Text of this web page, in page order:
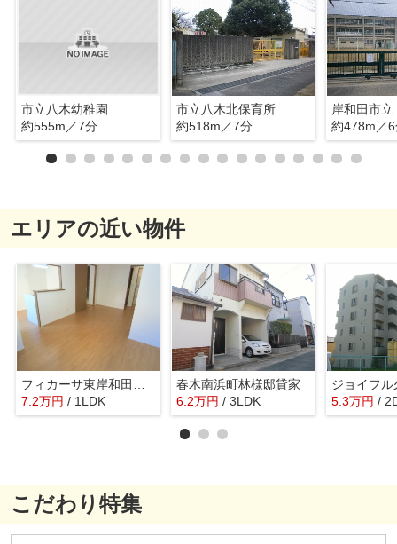
市立八木幼稚園
約555m／7分
市立八木北保育所
約518m／7分
岸和田市
約478m／
エリアの近い物件
7.2万円 / 1LDK
春木南浜町林様邸貸家
6.2万円 / 3LDK
ジョイフル
5.3万円 /
こだわり特集